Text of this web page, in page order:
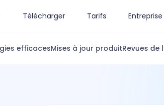
Télécharger Tarifs Entreprise
efficacesMises à jour produitRevues de